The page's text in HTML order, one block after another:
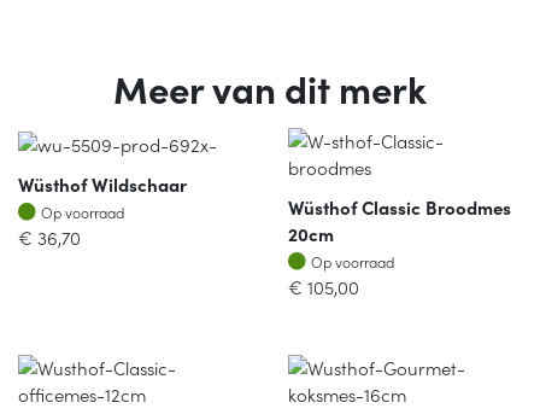
Meer van dit merk
Wüsthof Wildschaar
Op voorraad
Op voorraad
€ 36,70
Wüsthof Classic Broodmes
20cm
Op voorraad
Op voorraad
€ 105,00